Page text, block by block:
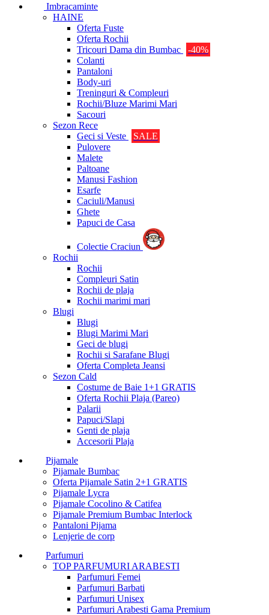
Imbracaminte
HAINE
Oferta Fuste
Oferta Rochii
Tricouri Dama din Bumbac
-40%
Colanti
Pantaloni
Body-uri
Treninguri & Compleuri
Rochii/Bluze Marimi Mari
Sacouri
Sezon Rece
Geci si Veste
SALE
Pulovere
Malete
Paltoane
Manusi Fashion
Esarfe
Caciuli/Manusi
Ghete
Papuci de Casa
Colectie Craciun
Rochii
Rochii
Compleuri Satin
Rochii de plaja
Rochii marimi mari
Blugi
Blugi
Blugi Marimi Mari
Geci de blugi
Rochii si Sarafane Blugi
Oferta Completa Jeansi
Sezon Cald
Costume de Baie 1+1 GRATIS
Oferta Rochii Plaja (Pareo)
Palarii
Papuci/Slapi
Genti de plaja
Accesorii Plaja
Pijamale
Pijamale Bumbac
Oferta Pijamale Satin 2+1 GRATIS
Pijamale Lycra
Pijamale Cocolino & Catifea
Pijamale Premium Bumbac Interlock
Pantaloni Pijama
Lenjerie de corp
Parfumuri
TOP PARFUMURI ARABESTI
Parfumuri Femei
Parfumuri Barbati
Parfumuri Unisex
Parfumuri Arabesti Gama Premium